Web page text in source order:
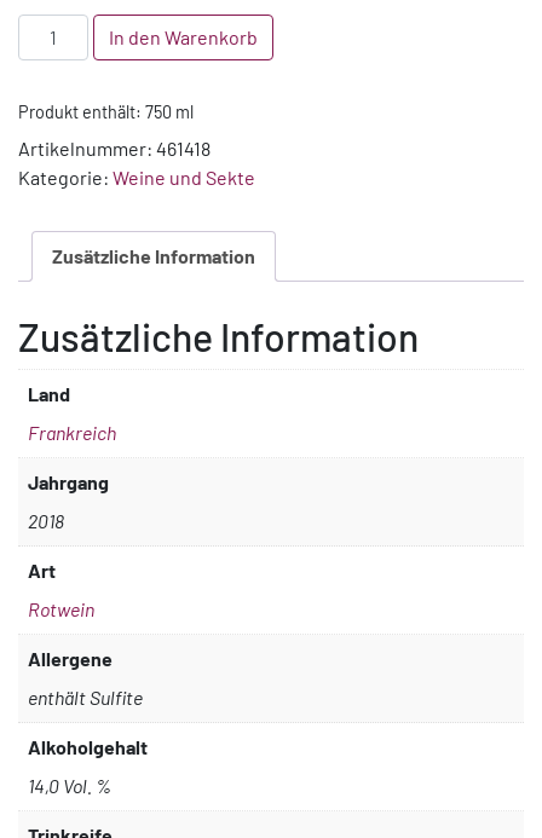
2018
Sancerre
La
Louisonne
Domaine
Terres
Blanches
Menge
In den Warenkorb
Produkt enthält: 750 ml
Artikelnummer: 461418
Kategorie: Weine und Sekte
Zusätzliche Information
Zusätzliche Information
Land
Frankreich
Jahrgang
2018
Art
Rotwein
Allergene
enthält Sulfite
Alkoholgehalt
14,0 Vol. %